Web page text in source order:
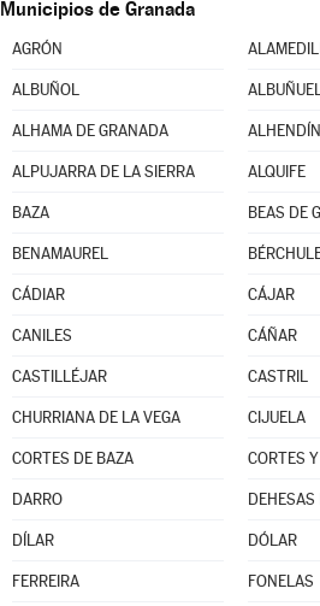
Municipios de Granada
AGRÓN
ALBUÑOL
ALHAMA DE GRANADA ALHENDÍN
ALPUJARRA DE LA SIERRA ALQUIFE
BAZA BEAS DE
BENAMAUREL
CÁDIAR CÁJAR
CANILES CÁÑAR
CASTILLÉJAR CASTRIL
CHURRIANA DE LA VEGA CIJUELA
CORTES DE BAZA CORTES
DARRO DEHESAS
DÍLAR DÓLAR
FERREIRA FONELAS